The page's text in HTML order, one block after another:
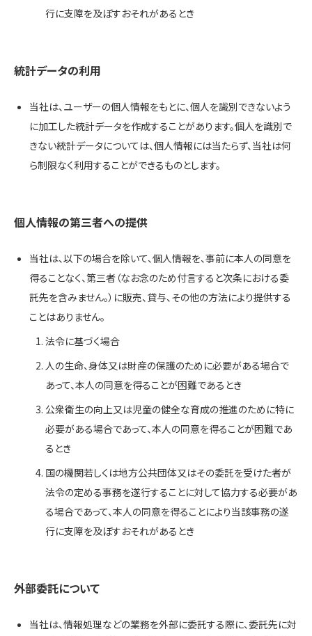
行に支障を及ぼすおそれがあるとき
統計データの利用
当社は、ユーザーの個人情報をもとに、個人を識別できないよう
に加工した統計データを作成することがあります。個人を識別で
きない統計データについては、個人情報には当たらず、当社は何
ら制限なく利用することができるものとします。
個人情報の第三者への提供
当社は、以下の場合を除いて、個人情報を、事前に本人の同意を
得ることなく、第三者（なお念のため付言すると次条における委
託先を含みません。）に販売、貸与、その他の方法により提供する
ことはありません。
法令に基づく場合
人の生命、身体又は財産の保護のために必要がある場合で
あって、本人の同意を得ることが困難であるとき
公衆衛生の向上又は児童の健全な育成の推進のために特に
必要がある場合であって、本人の同意を得ることが困難であ
るとき
国の機関若しくは地方公共団体又はその委託を受けた者が
法令の定める事務を遂行することに対して協力する必要があ
る場合であって、本人の同意を得ることにより当該事務の遂
行に支障を及ぼすおそれがあるとき
外部委託について
当社は、情報処理などの業務を外部に委託する際に、委託先に対